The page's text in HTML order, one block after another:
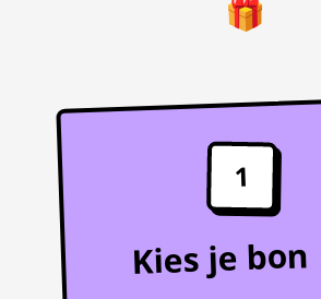
🎁
1
Kies je